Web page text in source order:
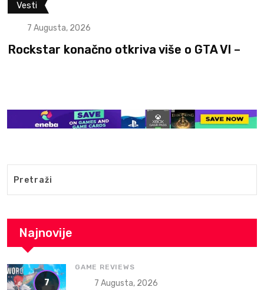
Vesti
7 Augusta, 2026
Rockstar konačno otkriva više o GTA VI –
Najnovije
7
GAME REVIEWS
7 Augusta, 2026